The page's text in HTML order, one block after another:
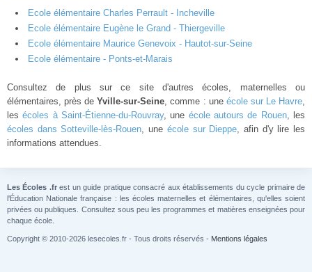
Ecole élémentaire Charles Perrault - Incheville
Ecole élémentaire Eugène le Grand - Thiergeville
Ecole élémentaire Maurice Genevoix - Hautot-sur-Seine
Ecole élémentaire - Ponts-et-Marais
Consultez de plus sur ce site d'autres écoles, maternelles ou
élémentaires, près deYville-sur-Seine, comme : une école sur Le Havre,
lesécoles à Saint-Étienne-du-Rouvray, une école autours de Rouen, les
écoles dans Sotteville-lès-Rouen, une école sur Dieppe, afin d'y lire les
informations attendues.
Les Écoles .frest un guide pratique consacré aux établissements du cycle primaire de
l'Éducation Nationale française : les écoles maternelles et élémentaires, qu'elles soient
privées ou publiques. Consultez sous peu les programmes et matières enseignées pour
chaque école.
Copyright © 2010-2026 lesecoles.fr - Tous droits réservés - Mentions légales